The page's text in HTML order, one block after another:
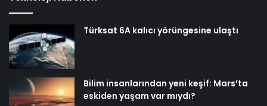
Türksat 6A kalıcı yörüngesine ulaştı
Bilim insanlarından yeni keşif: Mars’ta
eskiden yaşam var mıydı?